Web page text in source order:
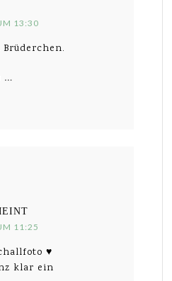
13:30
…
11:25
♥
klar ein